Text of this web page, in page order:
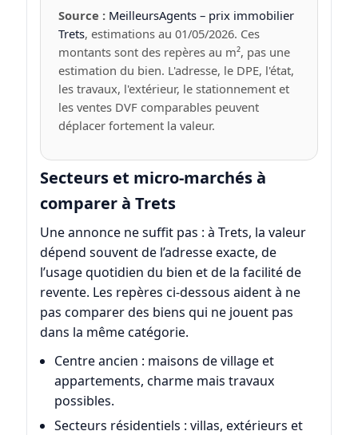
Source : MeilleursAgents – prix immobilier
Trets, estimations au 01/05/2026. Ces
montants sont des repères au m², pas une
estimation du bien. L'adresse, le DPE, l'état,
les travaux, l'extérieur, le stationnement et
les ventes DVF comparables peuvent
déplacer fortement la valeur.
Secteurs et micro-marchés à
comparer à Trets
Une annonce ne suffit pas : à Trets, la valeur
dépend souvent de l’adresse exacte, de
l’usage quotidien du bien et de la facilité de
revente. Les repères ci-dessous aident à ne
pas comparer des biens qui ne jouent pas
dans la même catégorie.
Centre ancien : maisons de village et
appartements, charme mais travaux
possibles.
Secteurs résidentiels : villas, extérieurs et